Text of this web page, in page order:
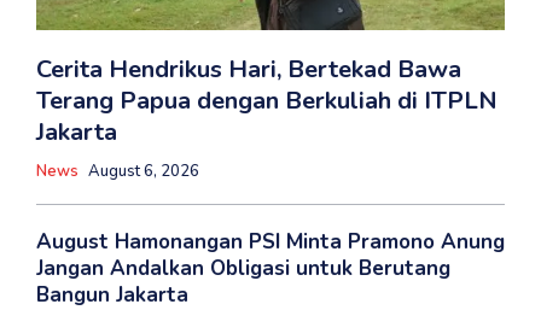
Cerita Hendrikus Hari, Bertekad Bawa
Terang Papua dengan Berkuliah di ITPLN
Jakarta
News August 6, 2026
August Hamonangan PSI Minta Pramono Anung
Jangan Andalkan Obligasi untuk Berutang
Bangun Jakarta